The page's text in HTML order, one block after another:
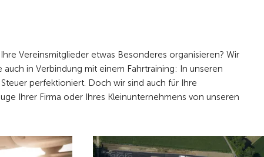
Vereinsmitglieder etwas Besonderes organisieren? Wir
in Verbindung mit einem Fahrtraining: In unseren
perfektioniert. Doch wir sind auch für Ihre
Ihrer Firma oder Ihres Kleinunternehmens von unseren